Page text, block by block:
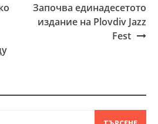
Започва единадесетото
издание на Plovdiv Jazz
Fest